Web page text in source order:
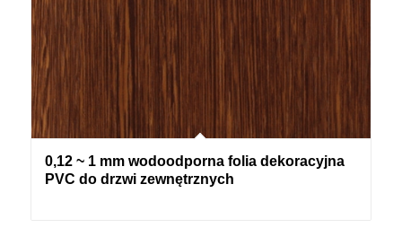
0,12 ~ 1 mm wodoodporna folia dekoracyjna
PVC do drzwi zewnętrznych